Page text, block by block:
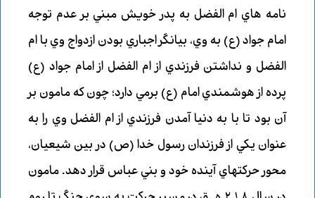
نامه هاي ام الفضل به پدر خويش مبني بر عدم توجه
امام جواد (ع) به وي، بيانگر اجباري بودن ازدواج وي با ام
الفضل و نداشتن فرزندي از ام الفضل از امام جواد (ع)
پرده از هوشمندي امام (ع) برمي دارد؛چون كه مامون بر
آن بود تا با به دنيا آمدن فرزندي از ام الفضل وي را به
عنوان يكي از فرزندان رسول خدا (ص) در بين شيعيان،
محور حركتهاي آينده خود و بني عباس قرار دهد. مامون